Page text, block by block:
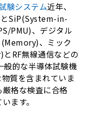
験システム近年、
SiP(System-in-
PMU)、デジタル
、ミック
RF無線通信などの
的な半導体試験機
質を含まれていま
格な検査に合格
ます。